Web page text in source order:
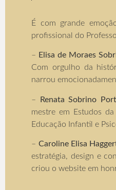
É com grande
profissional do
– Elisa de Moraes
Com orgulho da
narrou
– Renata Sobrino
mestre em Estudos
Educação Infantil e
– Caroline Elisa
estratégia, design e
criou o website em